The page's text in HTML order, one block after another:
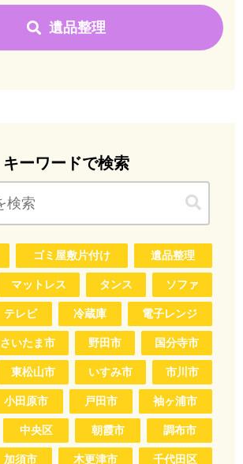
遺品整理
キーワードで検索
ゴミ屋敷片付け 遺品整理
マットレス タンス ソファ
テレビ 冷蔵庫 電子レンジ
さいたま市 野田市 国分寺市
東松山市 いすみ市 市川市
小田原市 戸田市 袖ヶ浦市
中央区 朝霞市 調布市
加須市 木更津市 千代田区